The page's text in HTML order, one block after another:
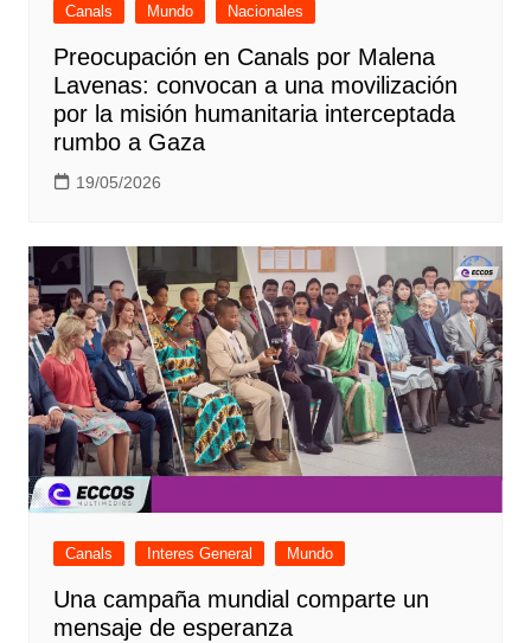
Canals Mundo Nacionales
Preocupación en Canals por Malena
Lavenas: convocan a una movilización
por la misión humanitaria interceptada
rumbo a Gaza
19/05/2026
Canals Interes General Mundo
Una campaña mundial comparte un
mensaje de esperanza